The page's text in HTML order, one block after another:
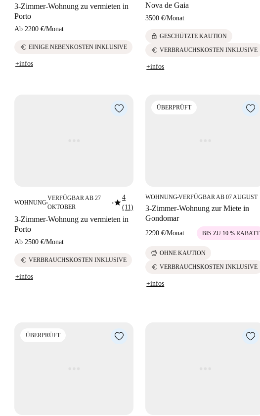
3-Zimmer-Wohnung zu vermieten in
Porto
Ab 2200 €/Monat
euro EINIGE NEBENKOSTEN INKLUSIVE
+infos
Nova de Gaia
3500 €/Monat
lock GESCHÜTZTE KAUTION
euro VERBRAUCHSKOSTEN INKLUSIVE
+infos
WOHNUNG■
VERFÜGBAR AB 27
OKTOBER
■star4
(11)
3-Zimmer-Wohnung zu vermieten in
Porto
Ab 2500 €/Monat
euro VERBRAUCHSKOSTEN INKLUSIVE
+infos
ÜBERPRÜFT
WOHNUNG■VERFÜGBAR AB 07 AUGUST
3-Zimmer-Wohnung zur Miete in
Gondomar
2290 €/Monat BIS ZU 10 % RABATT
savings OHNE KAUTION
euro VERBRAUCHSKOSTEN INKLUSIVE
+infos
ÜBERPRÜFT